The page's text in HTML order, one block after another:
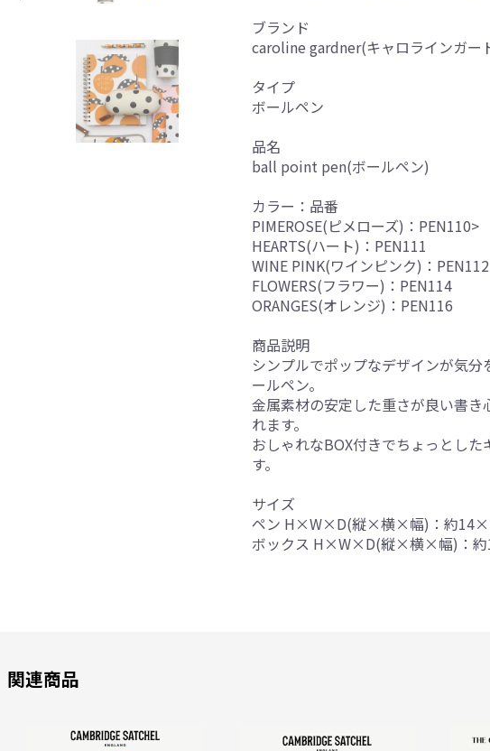
カートへ進む
ブランド
caroline gardner(キャロラインガー
タイプ
ボールペン
品名
ball point pen(ボールペン)
カラー：品番
PIMEROSE(ピメローズ)：PEN110>
HEARTS(ハート)：PEN111
WINE PINK(ワインピンク)：PEN112
FLOWERS(フラワー)：PEN114
ORANGES(オレンジ)：PEN116
商品説明
シンプルでポップなデザインが気分
ールペン。
金属素材の安定した重さが良い書き
れます。
おしゃれなBOX付きでちょっとし
す。
サイズ
ペン H×W×D(縦×横×幅)：約
ボックス H×W×D(縦×横×幅)：
関連商品